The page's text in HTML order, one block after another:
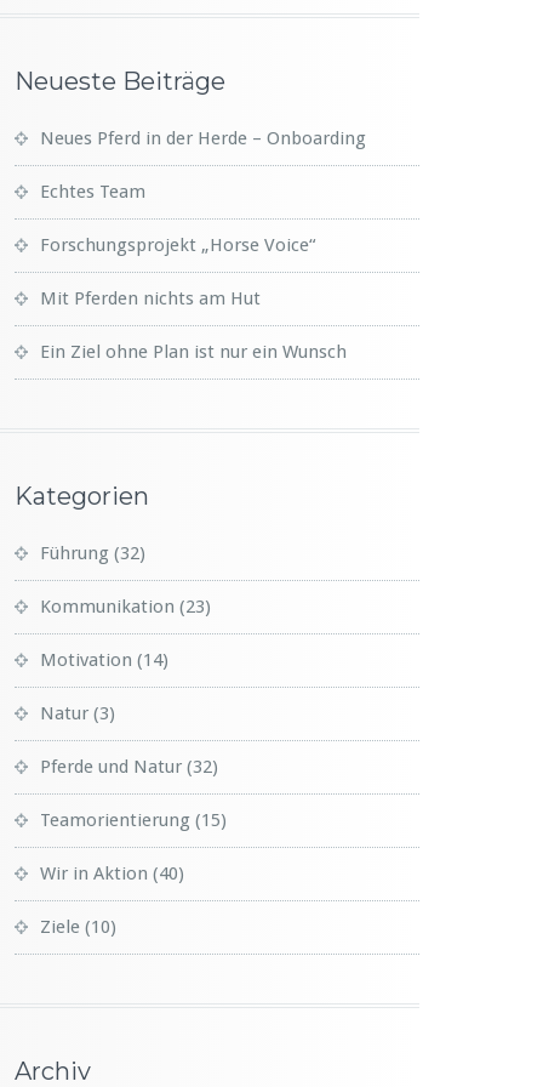
Neueste Beiträge
Neues Pferd in der Herde – Onboarding
Echtes Team
Forschungsprojekt „Horse Voice“
Mit Pferden nichts am Hut
Ein Ziel ohne Plan ist nur ein Wunsch
Kategorien
Führung (32)
Kommunikation (23)
Motivation (14)
Natur (3)
Pferde und Natur (32)
Teamorientierung (15)
Wir in Aktion (40)
Ziele (10)
Archiv